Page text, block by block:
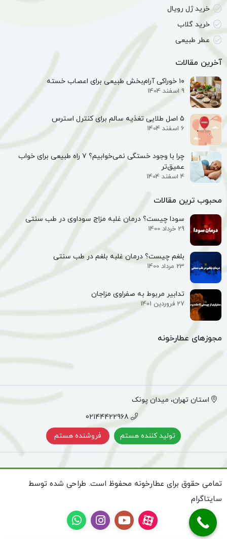
خرید ژل رویال
خرید گلاب
عطر طبیعی
آخرین مقالات
۱۰ خوراکی آرام‌بخش طبیعی برای اعصاب خسته
9 اسفند 1404
۵ اصل طلایی تغذیه سالم برای کنترل استرس
6 اسفند 1404
چرا با وجود خستگی نمی‌خوابیم؟ ۷ راه طبیعی برای خواب
عمیق‌تر
4 اسفند 1404
محبوب ترین مقالات
سودا چیست؟ درمان غلبه مزاج سوداوی در طب سنتی
29 خرداد 1400
بلغم چیست؟ درمان غلبه بلغم در طب سنتی
23 مرداد 1400
تدابیر مربوط به صفراوی مزاجان
27 فروردین 1401
مجوزهای عطارخونه
استان تهران، میدان پونک
02144422968
تولید کننده هستم
فروشنده هستم
تمامی حقوق برای عطارخونه محفوظ است. طراحی شده توسط
سایتاگرام